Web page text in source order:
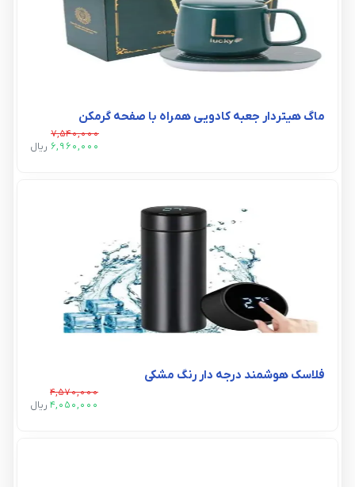
ماگ هیتردار جعبه کادویی همراه با صفحه گرمکن
7,540,000
6,960,000 ريال
فلاسک هوشمند درجه دار رنگ مشکی
4,570,000
4,050,000 ريال